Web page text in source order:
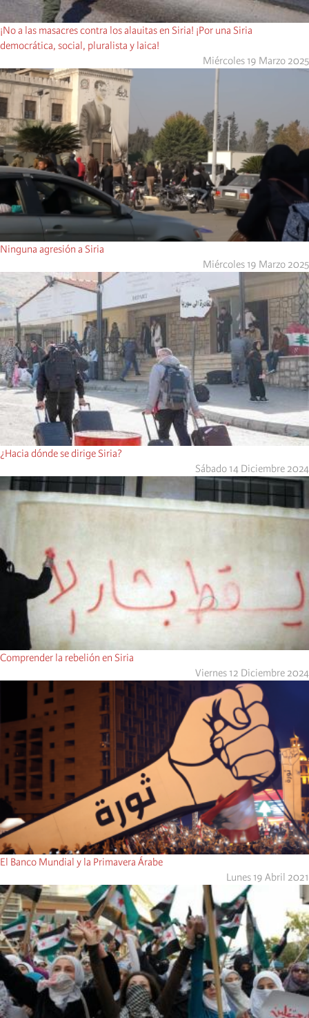
¡No a las masacres contra los alauitas en Siria! ¡Por una Siria
democrática, social, pluralista y laica!
Miércoles 19 Marzo 2025
Ninguna agresión a Siria
Miércoles 19 Marzo 2025
¿Hacia dónde se dirige Siria?
Sábado 14 Diciembre 2024
Comprender la rebelión en Siria
Viernes 12 Diciembre 2024
El Banco Mundial y la Primavera Árabe
Lunes 19 Abril 2021